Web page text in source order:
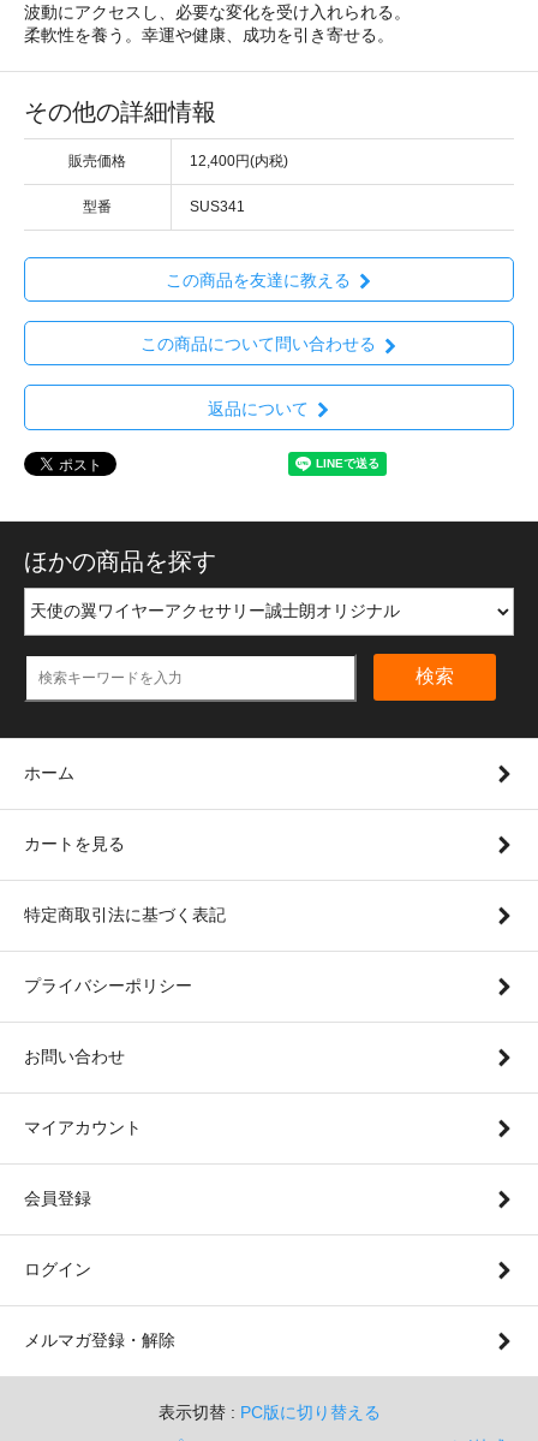
波動にアクセスし、必要な変化を受け入れられる。
柔軟性を養う。幸運や健康、成功を引き寄せる。
その他の詳細情報
販売価格 12,400円(内税)
型番 SUS341
この商品を友達に教える
この商品について問い合わせる
返品について
ほかの商品を探す
検索
ホーム
カートを見る
特定商取引法に基づく表記
プライバシーポリシー
お問い合わせ
マイアカウント
会員登録
ログイン
メルマガ登録・解除
表示切替 : PC版に切り替える